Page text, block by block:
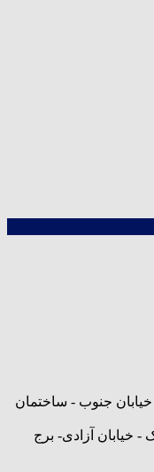
خیابان جنوب - ساختمان
خیابان آزادی- برج